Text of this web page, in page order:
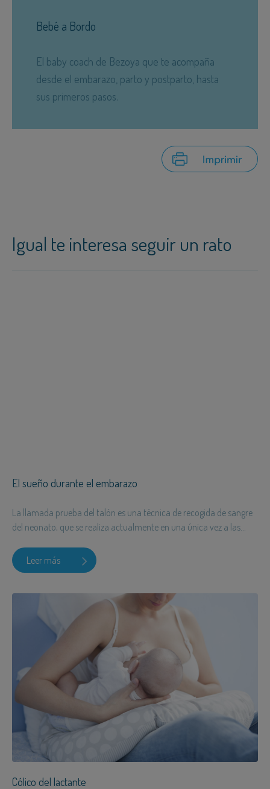
Bebé a Bordo
El baby coach de Bezoya que te acompaña
desde el embarazo, parto y postparto, hasta
sus primeros pasos.
Igual te interesa seguir un rato
El sueño durante el embarazo
La llamada prueba del talón es una técnica de recogida de sangre
del neonato, que se realiza actualmente en una única vez a las...
Leer más
Cólico del lactante